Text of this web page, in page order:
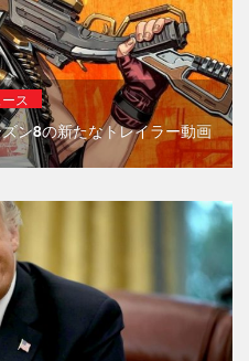
ス
ン8の新たなトレイラー動画